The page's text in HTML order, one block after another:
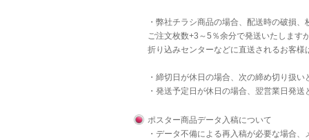
・弊社チラシ商品の場合、配送時の破損
ご注文枚数+3～5％余分で発送いたします
折り込みセンターなどに直送されるお客
・締切日が休日の場合、次の締め切り扱
・発送予定日が休日の場合、翌営業日発
ポスター商品データ入稿について
・データ不備による再入稿が必要な場合